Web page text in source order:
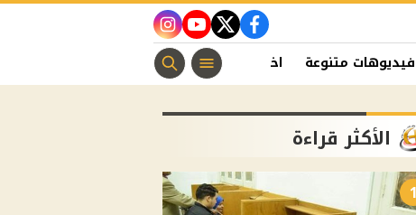
facebook
twitter
youtube
instagram
فيديوهات متنوعة اخبار الفن منوعات مسيحية
الأكثر قراءة
1